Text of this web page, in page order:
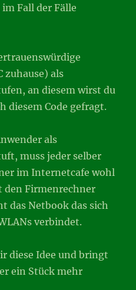
Fall der Fälle
zuhause) als
an diesem wirst du
diesem Code gefragt.
als
muss jeder selber
im Internetcafe wohl
den Firmenrechner
das Netbook das sich
verbindet.
diese Idee und bringt
ein Stück mehr